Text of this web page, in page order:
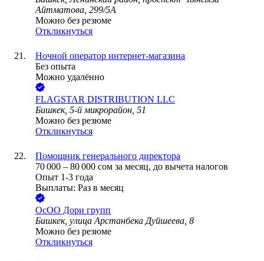
Айтматова, 299/5А
Можно без резюме
Откликнуться
Ночной оператор интернет-магазина
Без опыта
Можно удалённо
FLAGSTAR DISTRIBUTION LLC
Бишкек, 5-й микрорайон, 51
Можно без резюме
Откликнуться
Помощник генерального директора
70 000 – 80 000 сом за месяц, до вычета налогов
Опыт 1-3 года
Выплаты: Раз в месяц
ОсОО Дори групп
Бишкек, улица Арстанбека Дуйшеева, 8
Можно без резюме
Откликнуться